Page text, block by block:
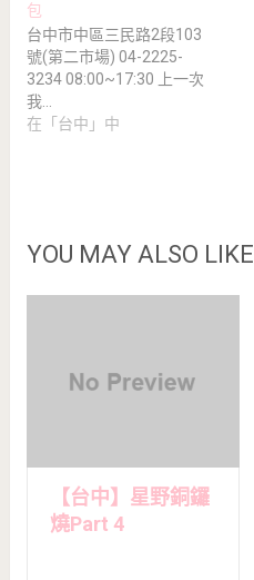
包
台中市中區三民路2段103
號(第二市場) 04-2225-
3234 08:00~17:30 上一次
我…
在「台中」中
YOU MAY ALSO LIKE
【台中】星野銅鑼
燒Part 4